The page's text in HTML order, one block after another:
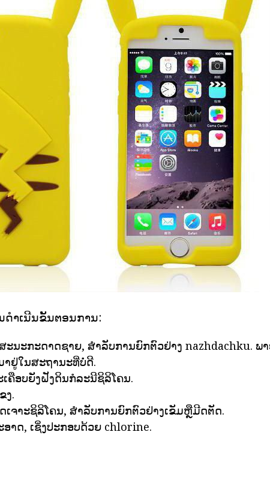
ດໍາເນີນຂັ້ນຕອນການ:
ະນະກະດາດຊາຍ, ສໍາລັບການຍົກຕົວຢ່າງ nazhdachku. ພ
າຢູ່ໃນສະຖານະທີ່ບໍ່ດີ.
ຄືອບຍັງຝັງດິນກໍລະນີຊິລິໂຄນ.
ງ.
ເຈາະຊິລິໂຄນ, ສໍາລັບການຍົກຕົວຢ່າງເຂັມຫຼືມີດຕັດ.
າດ, ເຊິ່ງປະກອບດ້ວຍ chlorine.